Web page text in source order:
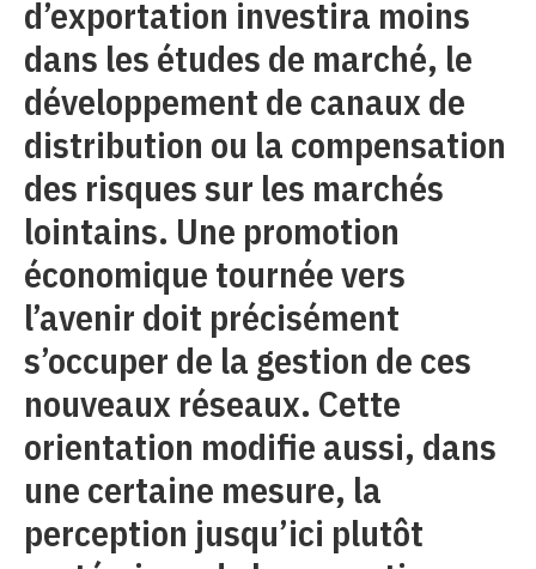
d’exportation investira moins
dans les études de marché, le
développement de canaux de
distribution ou la compensation
des risques sur les marchés
lointains. Une promotion
économique tournée vers
l’avenir doit précisément
s’occuper de la gestion de ces
nouveaux réseaux. Cette
orientation modifie aussi, dans
une certaine mesure, la
perception jusqu’ici plutôt